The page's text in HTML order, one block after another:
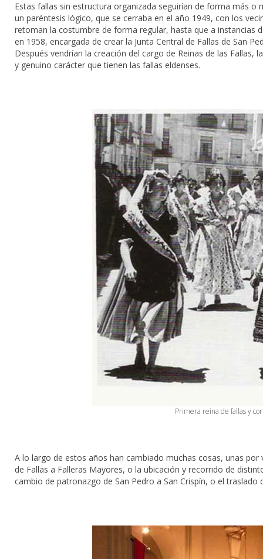
Estas fallas sin estructura organizada seguirían de forma más o
un paréntesis lógico, que se cerraba en el año 1949, con los
retoman la costumbre de forma regular, hasta que a instancias
en 1958, encargada de crear la Junta Central de Fallas de San
Después vendrían la creación del cargo de Reinas de las
y genuino carácter que tienen las fallas eldenses.
Primera reina de fallas y
A lo largo de estos años han cambiado muchas cosas, unas
de Fallas a Falleras Mayores, o la ubicación y recorrido de
cambio de patronazgo de San Pedro a San Crispín, o el